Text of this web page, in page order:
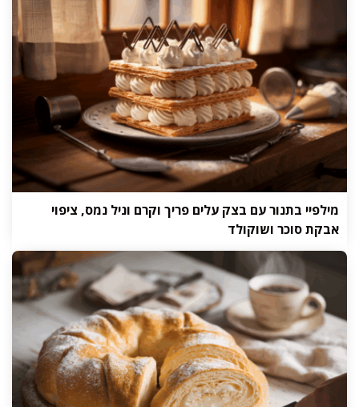
מילפיי בתנור עם בצק עלים פריך וקרם וניל נמס, ציפוי
אבקת סוכר ושוקולד